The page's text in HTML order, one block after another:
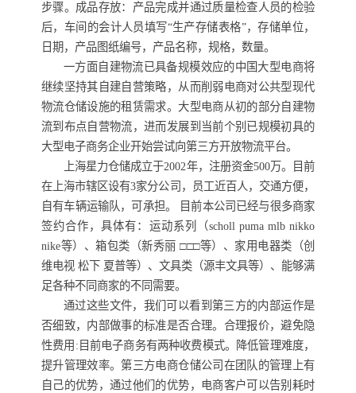
步骤。成品存放：产品完成并通过质量检查人员的检验
后，车间的会计人员填写“生产存储表格”，存储单位，
日期，产品图纸编号，产品名称，规格，数量。
一方面自建物流已具备规模效应的中国大型电商将
继续坚持其自建自营策略，从而削弱电商对公共型现代
物流仓储设施的租赁需求。大型电商从初的部分自建物
流到布点自营物流，进而发展到当前个别已规模初具的
大型电子商务企业开始尝试向第三方开放物流平台。
上海星力仓储成立于2002年，注册资金500万。目前
在上海市辖区设有3家分公司，员工近百人，交通方便，
自有车辆运输队，可承担。 目前本公司已经与很多商家
签约合作，具体有：运动系列（scholl puma mlb nikko
nike等）、箱包类（新秀丽 □□□等）、家用电器类（创
维电视 松下 夏普等）、文具类（源丰文具等）、能够满
足各种不同商家的不同需要。
通过这些文件，我们可以看到第三方的内部运作是
否细致，内部做事的标准是否合理。合理报价，避免隐
性费用:目前电子商务有两种收费模式。降低管理难度，
提升管理效率。第三方电商仓储公司在团队的管理上有
自己的优势，通过他们的优势，电商客户可以告别耗时